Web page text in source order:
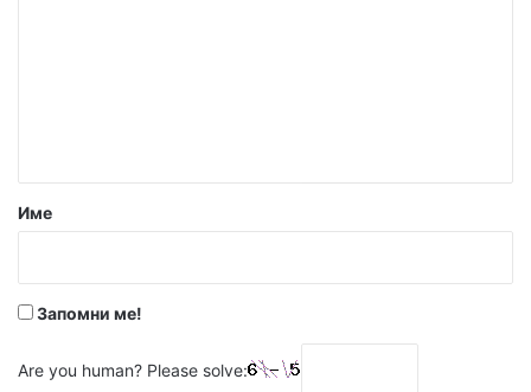
р
Име
Запомни ме!
Are you human? Please solve: